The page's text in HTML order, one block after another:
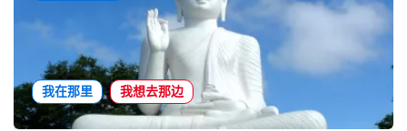
我在那里 我想去那边